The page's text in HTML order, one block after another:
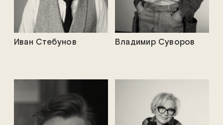
Владимир Суворов
Иван Стебунов